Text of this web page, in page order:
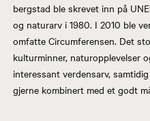
bergstad ble skrevet inn på
og naturarv i 1980. I 2010 ble
omfatte Circumferensen. Det
kulturminner, naturopplevelser
interessant verdensarv,
gjerne kombinert med et godt